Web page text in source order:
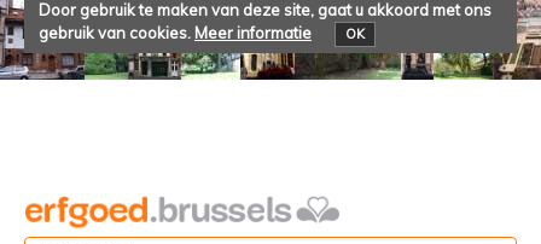
Door gebruik te maken van deze site, gaat u akkoord met ons
gebruik van cookies. Meer informatie OK